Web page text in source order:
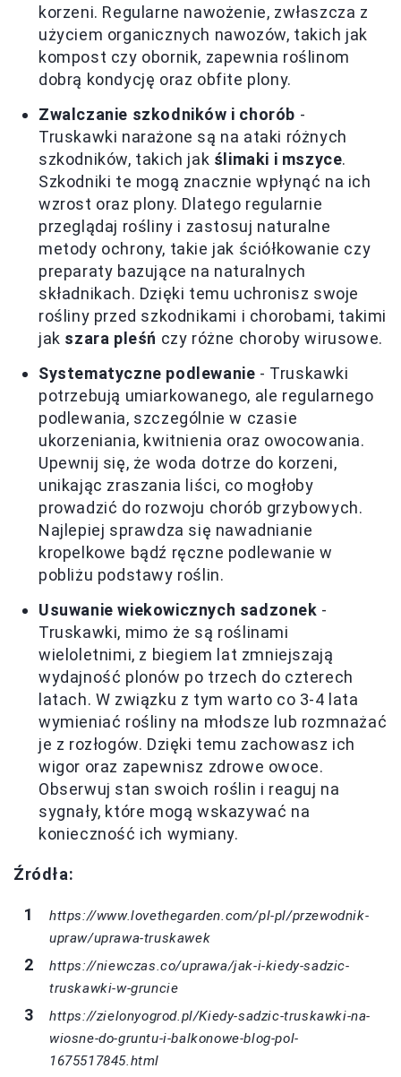
korzeni. Regularne nawożenie, zwłaszcza z
użyciem organicznych nawozów, takich jak
kompost czy obornik, zapewnia roślinom
dobrą kondycję oraz obfite plony.
Zwalczanie szkodników i chorób -
Truskawki narażone są na ataki różnych
szkodników, takich jak ślimaki i mszyce.
Szkodniki te mogą znacznie wpłynąć na ich
wzrost oraz plony. Dlatego regularnie
przeglądaj rośliny i zastosuj naturalne
metody ochrony, takie jak ściółkowanie czy
preparaty bazujące na naturalnych
składnikach. Dzięki temu uchronisz swoje
rośliny przed szkodnikami i chorobami, takimi
jak szara pleśń czy różne choroby wirusowe.
Systematyczne podlewanie - Truskawki
potrzebują umiarkowanego, ale regularnego
podlewania, szczególnie w czasie
ukorzeniania, kwitnienia oraz owocowania.
Upewnij się, że woda dotrze do korzeni,
unikając zraszania liści, co mogłoby
prowadzić do rozwoju chorób grzybowych.
Najlepiej sprawdza się nawadnianie
kropelkowe bądź ręczne podlewanie w
pobliżu podstawy roślin.
Usuwanie wiekowicznych sadzonek -
Truskawki, mimo że są roślinami
wieloletnimi, z biegiem lat zmniejszają
wydajność plonów po trzech do czterech
latach. W związku z tym warto co 3-4 lata
wymieniać rośliny na młodsze lub rozmnażać
je z rozłogów. Dzięki temu zachowasz ich
wigor oraz zapewnisz zdrowe owoce.
Obserwuj stan swoich roślin i reaguj na
sygnały, które mogą wskazywać na
konieczność ich wymiany.
Źródła:
https://www.lovethegarden.com/pl-pl/przewodnik-
upraw/uprawa-truskawek
https://niewczas.co/uprawa/jak-i-kiedy-sadzic-
truskawki-w-gruncie
https://zielonyogrod.pl/Kiedy-sadzic-truskawki-na-
wiosne-do-gruntu-i-balkonowe-blog-pol-
1675517845.html